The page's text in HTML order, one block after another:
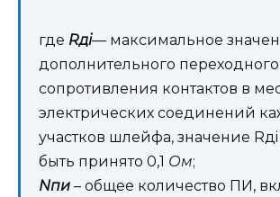
где Rдi— максимальное
дополнительного переходного
сопротивления контактов в
электрических соединений
участков шлейфа, значение
быть принято 0,1 Ом;
Nпи – общее количество ПИ,